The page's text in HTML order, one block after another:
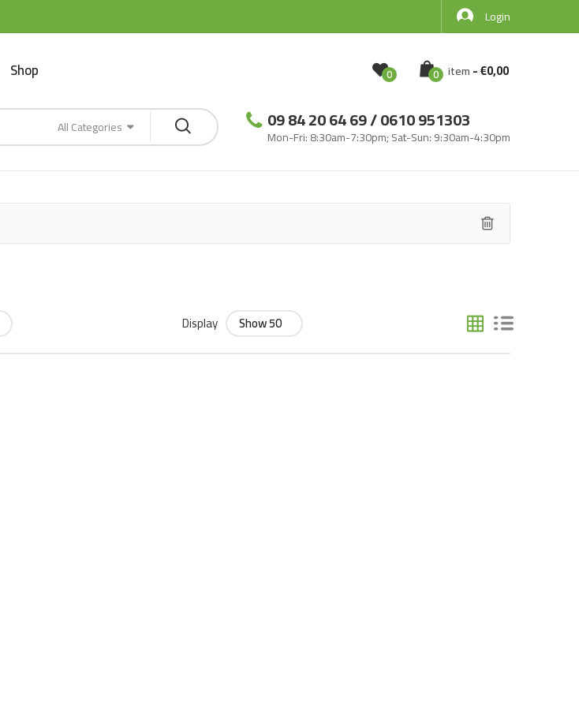
Login
Shop 0 0 Item-€0,00
All Categories 09 84 20 64 69 / 0610 951303
Mon-Fri: 8:30am-7:30pm; Sat-Sun: 9:30am-4:30pm
Display